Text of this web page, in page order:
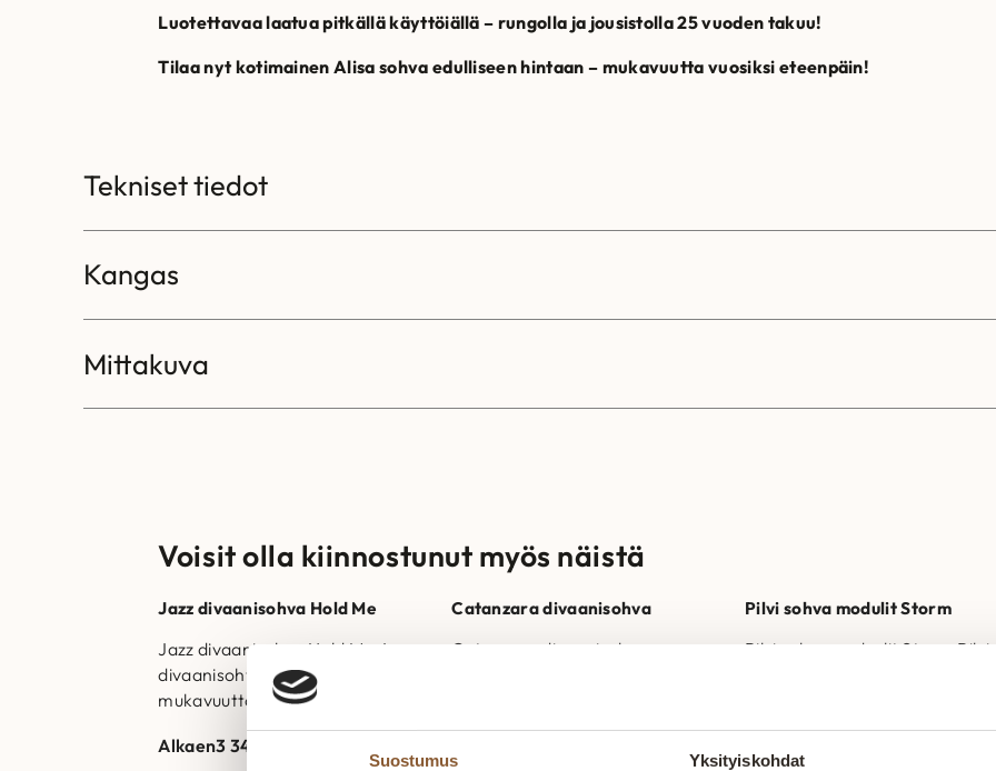
Suostumus Yksityiskohdat
t
a
:
,
:
1
,
.
Luotettavaa laatua pitkällä käyttöiällä – rungolla ja jousistolla 25 vuoden takuu!
Tilaa nyt kotimainen Alisa sohva edulliseen hintaan – mukavuutta vuosiksi eteenpäin!
Tekniset tiedot
Kangas
Mittakuva
Voisit olla kiinnostunut myös näistä
Jazz divaanisohva Hold Me
Jazz divaanisohva Hold Me Jazz-
divaanisohva tarjoaa tyyliä ja
mukavuutta. Divaanin kätisyys
on valittavissa. Valmistettu
Suomessa. Runkorakenne on
Alkaen3 345,00
Catanzara divaanisohva
Catanzara divaanisohva
sohva, jossa on irrotettavat
Pilvi sohva modulit Storm
Pilvi sohvamoduulit Storm Pilvi -
kulmapala sekä rahi.
on saatavilla eri kokoisina